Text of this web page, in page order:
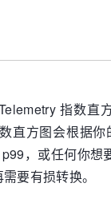
指数直
直方图会根据
，或任何你
要有损转换。